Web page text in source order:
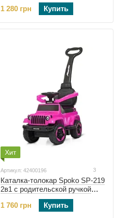
1 280 грн
Купить
Хит
Артикул: 42400196 3
Каталка-толокар Spoko SP-219
2в1 с родительской ручкой
розовый (42400196)
1 760 грн
Купить